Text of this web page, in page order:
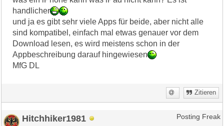
handlicher
und ja es gibt sehr viele Apps für beide, aber nicht alle
sind kompatibel, einfach mal etwas genauer vor dem
Download lesen, es wird meistens schon in der
Appbeschreibung darauf hingewiesen
MfG DL
Zitieren
Hitchhiker1981 Posting Freak